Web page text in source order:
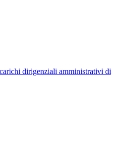
dirigenziali amministrativi di